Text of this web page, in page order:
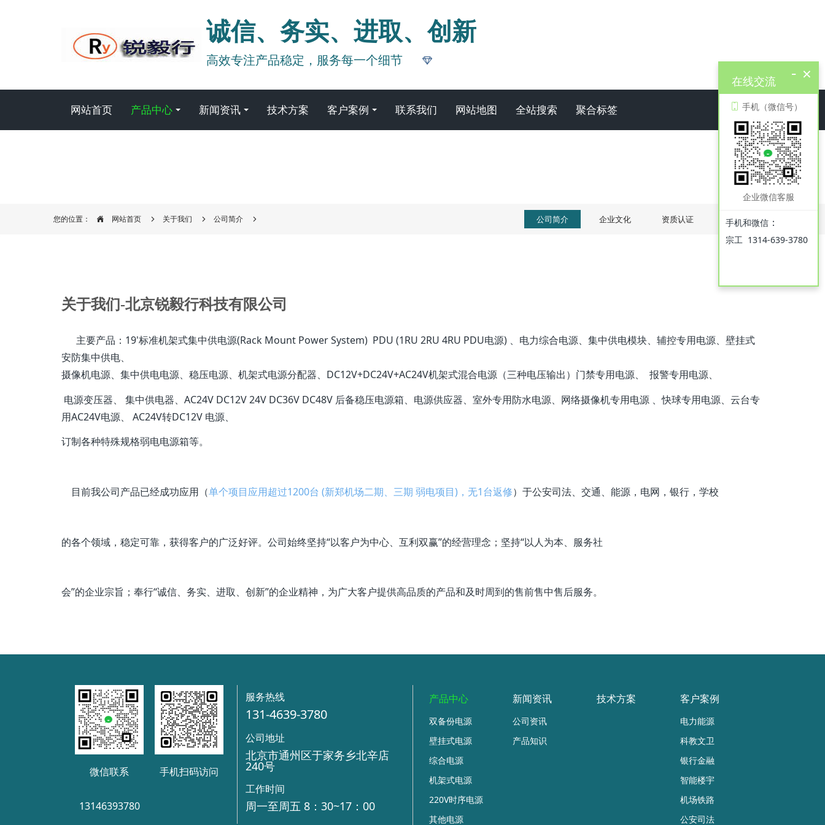
诚信、务实、进取、创新
高效专注产品稳定，服务每一个细节
网站首页 产品中心 新闻资讯 技术方案 客户案例 联系我们 网站地图 全站搜索 聚合标签
您的位置： 网站首页 关于我们 公司简介 公司简介 企业文化 资质认证 联系我们
关于我们-北京锐毅行科技有限公司
主要产品：19'标准机架式集中供电源(Rack Mount Power System) PDU (1RU 2RU 4RU PDU电源) 、电力综合电源、集中供电模块、辅控专用电源、壁挂式
安防集中供电、
摄像机电源、集中供电电源、稳压电源、机架式电源分配器、DC12V+DC24V+AC24V机架式混合电源（三种电压输出）门禁专用电源、 报警专用电源、
电源变压器、 集中供电器、AC24V DC12V 24V DC36V DC48V 后备稳压电源箱、电源供应器、室外专用防水电源、网络摄像机专用电源 、快球专用电源、云台专
用AC24V电源、 AC24V转DC12V 电源、
订制各种特殊规格弱电电源箱等。
目前我公司产品已经成功应用（单个项目应用超过1200台 (新郑机场二期、三期 弱电项目)，无1台返修）于公安司法、交通、能源，电网，银行，学校
的各个领域，稳定可靠，获得客户的广泛好评。公司始终坚持“以客户为中心、互利双赢”的经营理念；坚持“以人为本、服务社
会”的企业宗旨；奉行“诚信、务实、进取、创新”的企业精神，为广大客户提供高品质的产品和及时周到的售前售中售后服务。
微信联系
13146393780
手机扫码访问
服务热线
131-4639-3780
公司地址
北京市通州区于家务乡北辛店
240号
工作时间
周一至周五 8：30~17：00
产品中心
双备份电源
壁挂式电源
综合电源
机架式电源
220V时序电源
其他电源
新闻资讯
公司资讯
产品知识
技术方案 客户案例
电力能源
科教文卫
银行金融
智能楼宇
机场铁路
公安司法
×
-
在线交流
手机（微信号）
企业微信客服
手机和微信 ：
宗工 1314-639-3780